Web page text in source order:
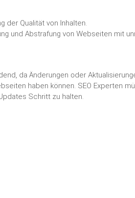
der Qualität von Inhalten.
und Abstrafung von Webseiten mit
da Änderungen oder
haben können. SEO Experten
Schritt zu halten.